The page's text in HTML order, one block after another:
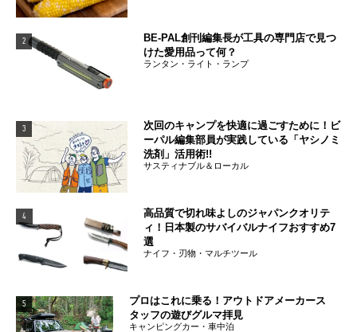
2
BE-PAL創刊編集長が工具の専門店で見つ
けた愛用品って何？
ランタン・ライト・ランプ
3
次回のキャンプを快適に過ごすために！ビ
ーパル編集部員が実践している「ヤシノミ
洗剤」活用術!!
サスティナブル＆ローカル
4
高品質で切れ味よしのジャパンクオリテ
ィ！日本製のサバイバルナイフおすすめ7
選
ナイフ・刃物・マルチツール
5
プロはこれに乗る！アウトドアメーカース
タッフの遊びグルマ拝見
キャンピングカー・車中泊